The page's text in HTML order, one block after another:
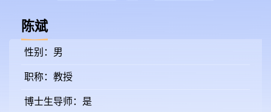
陈斌
性别：男
职称：教授
博士生导师：是